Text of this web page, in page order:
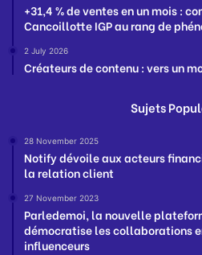
+31,4 % de ventes en un mois :
Cancoillotte IGP au rang de
2 July 2026
Créateurs de contenu : vers un
Sujets
28 November 2025
Notify dévoile aux acteurs
la relation client
27 November 2023
Parledemoi, la nouvelle
démocratise les collaborations
influenceurs